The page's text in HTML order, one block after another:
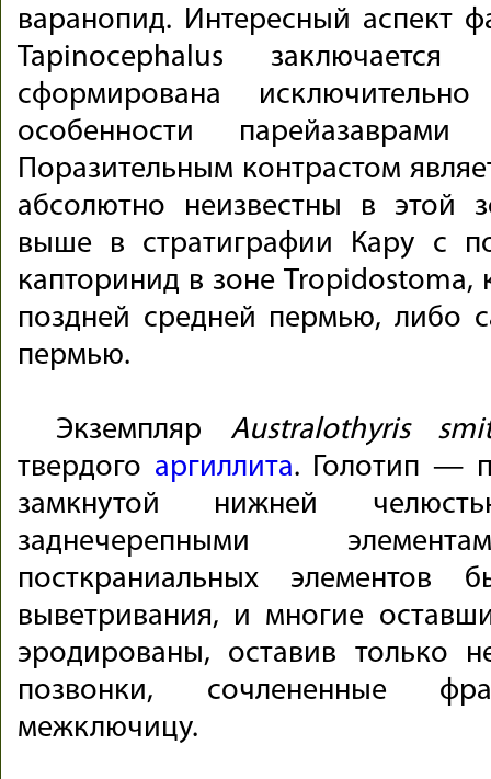
варанопид. Интересный аспект
Tapinocephalus
сформирована
особенности
Поразительным контрастом
абсолютно неизвестны в этой
выше в стратиграфии Кару с
капторинид в зоне Tropidostoma,
поздней средней пермью, либо
пермью.
Экземпляр Australothyris
твердого аргиллита. Голотип —
замкнутой нижней
заднечерепными
посткраниальных элементов
выветривания, и многие
эродированы, оставив только
позвонки, сочлененные
межключицу.